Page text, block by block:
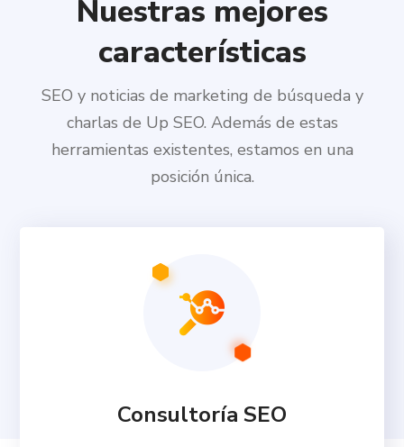
Nuestras mejores
características
SEO y noticias de marketing de búsqueda y
charlas de Up SEO. Además de estas
herramientas existentes, estamos en una
posición única.
Consultoría SEO